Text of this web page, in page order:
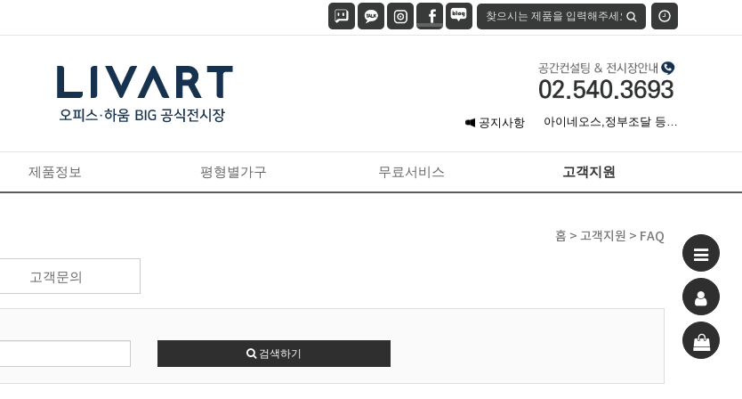
공지사항
7월 신용카드 무이자 할부
아이네오스,정부조달 등록
픈…
[견적 신청] 무료 공간 컨…
제품정보 평형별가구 무료서비스 고객지원
홈 > 고객지원 > FAQ
고객문의
검색하기